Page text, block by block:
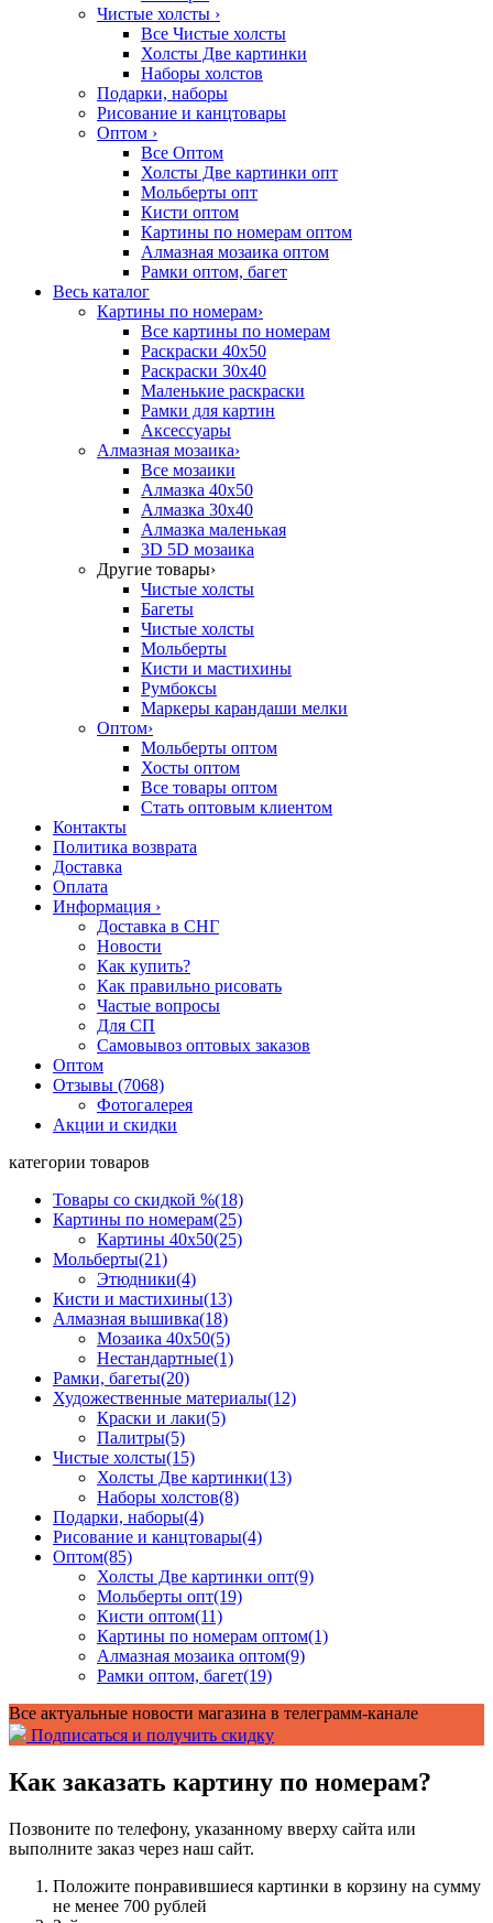
Чистые холсты ›
Все Чистые холсты
Холсты Две картинки
Наборы холстов
Подарки, наборы
Рисование и канцтовары
Оптом ›
Все Оптом
Холсты Две картинки опт
Мольберты опт
Кисти оптом
Картины по номерам оптом
Алмазная мозаика оптом
Рамки оптом, багет
Весь каталог
Картины по номерам›
Все картины по номерам
Раскраски 40х50
Раскраски 30х40
Маленькие раскраски
Рамки для картин
Аксессуары
Алмазная мозаика›
Все мозаики
Алмазка 40х50
Алмазка 30х40
Алмазка маленькая
3D 5D мозаика
Другие товары›
Чистые холсты
Багеты
Чистые холсты
Мольберты
Кисти и мастихины
Румбоксы
Маркеры карандаши мелки
Оптом›
Мольберты оптом
Хосты оптом
Все товары оптом
Стать оптовым клиентом
Контакты
Политика возврата
Доставка
Оплата
Информация ›
Доставка в СНГ
Новости
Как купить?
Как правильно рисовать
Частые вопросы
Для СП
Самовывоз оптовых заказов
Оптом
Отзывы (7068)
Фотогалерея
Акции и скидки
категории товаров
Товары со скидкой %(18)
Картины по номерам(25)
Картины 40x50(25)
Мольберты(21)
Этюдники(4)
Кисти и мастихины(13)
Алмазная вышивка(18)
Мозаика 40x50(5)
Нестандартные(1)
Рамки, багеты(20)
Художественные материалы(12)
Краски и лаки(5)
Палитры(5)
Чистые холсты(15)
Холсты Две картинки(13)
Наборы холстов(8)
Подарки, наборы(4)
Рисование и канцтовары(4)
Оптом(85)
Холсты Две картинки опт(9)
Мольберты опт(19)
Кисти оптом(11)
Картины по номерам оптом(1)
Алмазная мозаика оптом(9)
Рамки оптом, багет(19)
Все актуальные новости магазина в телеграмм-канале
Подписаться и получить скидку
Как заказать картину по номерам?
Позвоните по телефону, указанному вверху сайта или
выполните заказ через наш сайт.
Положите понравившиеся картинки в корзину на сумму
не менее 700 рублей